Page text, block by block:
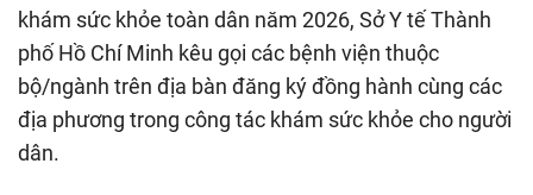
khám sức khỏe toàn dân năm 2026, Sở Y tế Thành
phố Hồ Chí Minh kêu gọi các bệnh viện thuộc
bộ/ngành trên địa bàn đăng ký đồng hành cùng các
địa phương trong công tác khám sức khỏe cho người
dân.